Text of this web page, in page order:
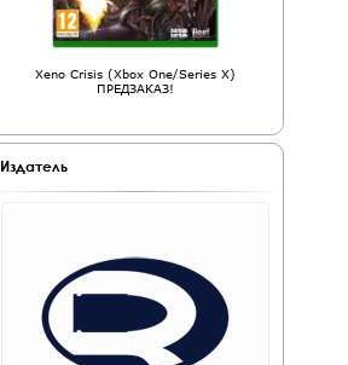
Xeno Crisis (Xbox One/Series X)
ПРЕДЗАКАЗ!
Издатель